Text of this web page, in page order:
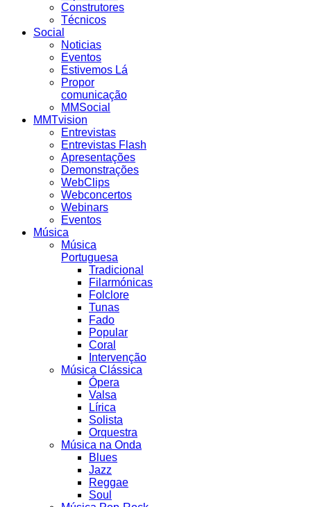
Construtores
Técnicos
Social
Noticias
Eventos
Estivemos Lá
Propor
comunicação
MMSocial
MMTvision
Entrevistas
Entrevistas Flash
Apresentações
Demonstrações
WebClips
Webconcertos
Webinars
Eventos
Música
Música
Portuguesa
Tradicional
Filarmónicas
Folclore
Tunas
Fado
Popular
Coral
Intervenção
Música Clássica
Ópera
Valsa
Lírica
Solista
Orquestra
Música na Onda
Blues
Jazz
Reggae
Soul